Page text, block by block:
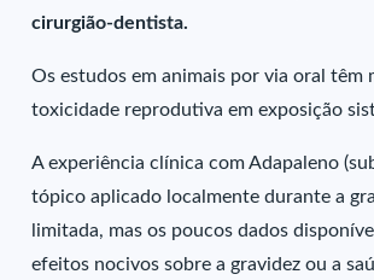
cirurgião-dentista.
Os estudos em animais por via oral têm
toxicidade reprodutiva em exposição
A experiência clínica com Adapaleno
tópico aplicado localmente durante a
limitada, mas os poucos dados
efeitos nocivos sobre a gravidez ou a